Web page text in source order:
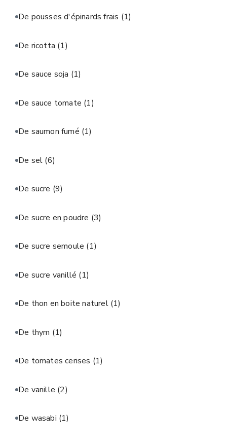
De pousses d'épinards frais (1)
De ricotta (1)
De sauce soja (1)
De sauce tomate (1)
De saumon fumé (1)
De sel (6)
De sucre (9)
De sucre en poudre (3)
De sucre semoule (1)
De sucre vanillé (1)
De thon en boite naturel (1)
De thym (1)
De tomates cerises (1)
De vanille (2)
De wasabi (1)